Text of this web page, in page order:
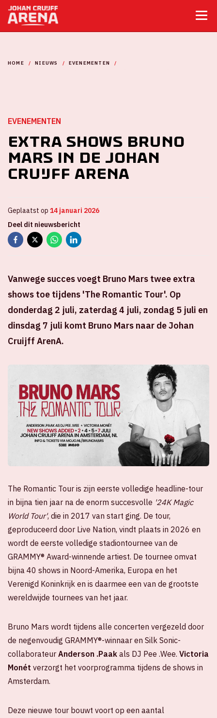
HOME NIEUWS
EVENEMENTEN
EVENEMENTEN
Extra shows Bruno
Mars in de Johan
Cruijff ArenA
Geplaatst op 14 januari 2026
Deel dit nieuwsbericht
Vanwege succes voegt Bruno Mars twee extra
shows toe tijdens 'The Romantic Tour'. Op
donderdag 2 juli, zaterdag 4 juli, zondag 5 juli en
dinsdag 7 juli komt Bruno Mars naar de Johan
Cruijff ArenA.
The Romantic Tour is zijn eerste volledige headline-tour
in bijna tien jaar na de enorm succesvolle '24K Magic
World Tour', die in 2017 van start ging. De tour,
geproduceerd door Live Nation, vindt plaats in 2026 en
wordt de eerste volledige stadiontournee van de
GRAMMY® Award-winnende artiest. De tournee omvat
bijna 40 shows in Noord-Amerika, Europa en het
Verenigd Koninkrijk en is daarmee een van de grootste
wereldwijde tournees van het jaar.
Bruno Mars wordt tijdens alle concerten vergezeld door
de negenvoudig GRAMMY®-winnaar en Silk Sonic-
collaborateur Anderson .Paak als DJ Pee .Wee. Victoria
Monét verzorgt het voorprogramma tijdens de shows in
Amsterdam.
Deze nieuwe tour bouwt voort op een aantal